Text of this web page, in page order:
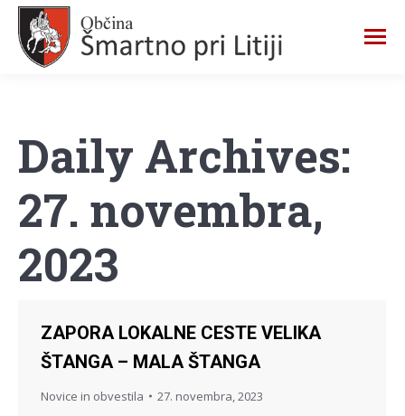
Daily Archives:
27. novembra,
2023
ZAPORA LOKALNE CESTE VELIKA
ŠTANGA – MALA ŠTANGA
Novice in obvestila 27. novembra, 2023